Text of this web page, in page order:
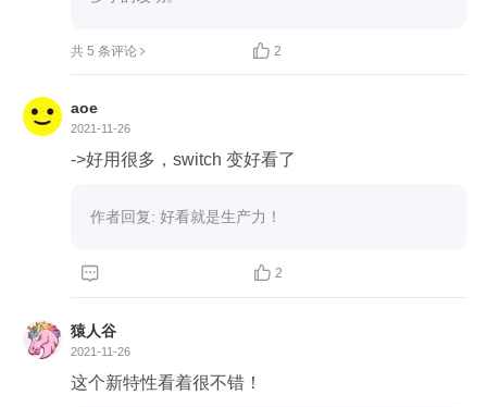
第二个问题是，有没有更健壮的设计，能够帮助我
化？从而给我们留出时间更改我们的代码和系统？
答: 持续关注JDK漏洞修复和版本发布,及时升级.这
修复问题的时间.
取月份天数,想提交一个pr.发现用LocalDate来写,就
三行代码.提pr有点太寒酸了,就发在这把(笑~)
共 5 条评论  2
aoe
2021-11-26
->好用很多，switch 变好看了
作者回复: 好看就是生产力！
  2
猿人谷
2021-11-26
这个新特性看着很不错！